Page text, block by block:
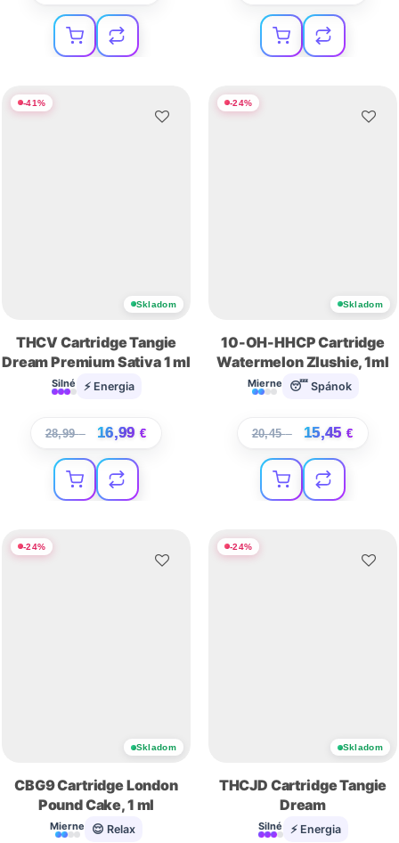
-41%
Skladom
THCV Cartridge Tangie
Dream Premium Sativa 1 ml
Silné ⚡ Energia
28,99€ 16,99 €
-24%
Skladom
10-OH-HHCP Cartridge
Watermelon Zlushie, 1ml
Mierne 😴 Spánok
20,45€ 15,45 €
-24%
Skladom
CBG9 Cartridge London
Pound Cake, 1 ml
Mierne 😌 Relax
-24%
Skladom
THCJD Cartridge Tangie
Dream
Silné ⚡ Energia